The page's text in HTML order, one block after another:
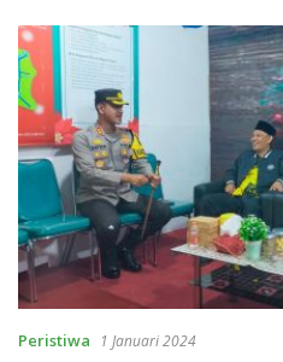
Peristiwa 1 Januari 2024